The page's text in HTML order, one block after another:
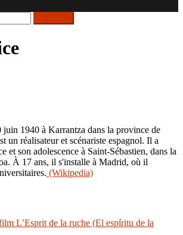
1940 à Karrantza dans la province de
un réalisateur et scénariste espagnol. Il a
et son adolescence à Saint-Sébastien, dans la
À 17 ans, il s'installe à Madrid, où il
(Wikipedia)